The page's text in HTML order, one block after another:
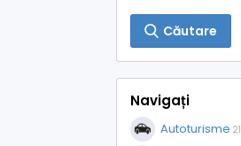
Căutare
Navigați
Autoturisme